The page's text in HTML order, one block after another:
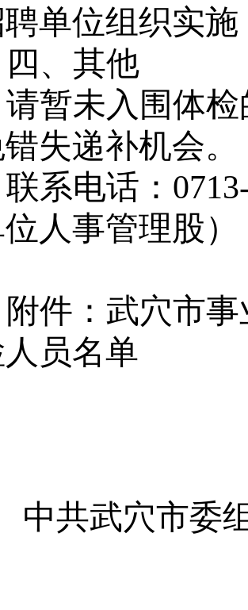
单位组织实
四 、其他
请暂未入围体
失递补机会。
联系电话：
人事管理股）
附件：武穴市
员名单
中共武穴市委